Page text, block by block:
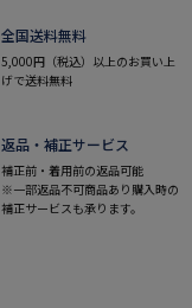
全国送料無料
5,000円（税込）以上のお買い上
げで送料無料
返品・補正サービス
補正前・着用前の返品可能
※一部返品不可商品あり購入時の
補正サービスも承ります。